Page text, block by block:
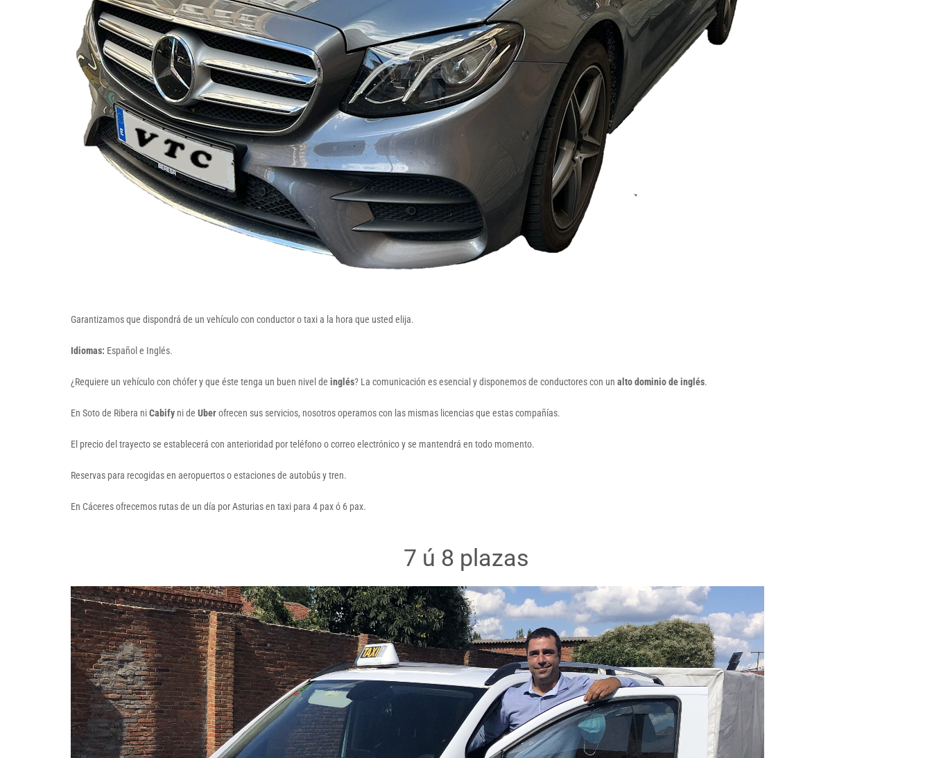
Garantizamos que dispondrá de un vehículo con conductor o taxi a la hora que usted elija.
Idiomas: Español e Inglés.
¿Requiere un vehículo con chófer y que éste tenga un buen nivel de inglés? La comunicación es esencial y disponemos de conductores con un alto dominio de inglés.
En Soto de Ribera niCabify ni de Uberofrecen sus servicios, nosotros operamos con las mismas licencias que estas compañías.
El precio del trayecto se establecerá con anterioridad por teléfono o correo electrónico y se mantendrá en todo momento.
Reservas para recogidas en aeropuertos o estaciones de autobús y tren.
En Cáceres ofrecemos rutas de un día por Asturias en taxi para 4 pax ó 6 pax.
7 ú 8 plazas